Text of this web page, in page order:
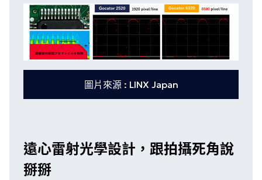
圖片來源 : LINX Japan
遠心雷射光學設計，跟拍攝死角說
掰掰